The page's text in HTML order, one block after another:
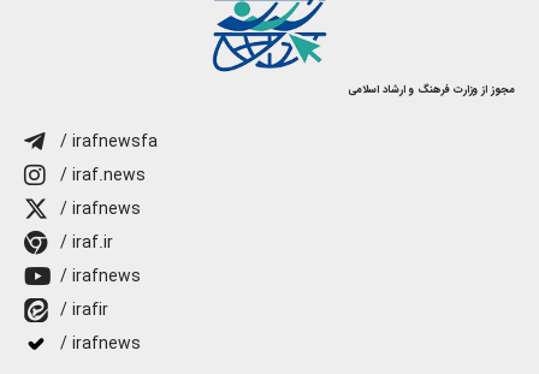
مجوز از وزارت فرهنگ و ارشاد اسلامی
/ irafnewsfa
/ iraf.news
/ irafnews
/ iraf.ir
/ irafnews
/ irafir
/ irafnews